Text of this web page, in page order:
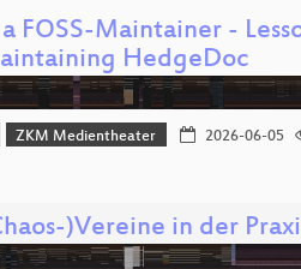
FOSS-Maintainer -
HedgeDoc
ZKM Medientheater
2026-06-05
)Vereine in der